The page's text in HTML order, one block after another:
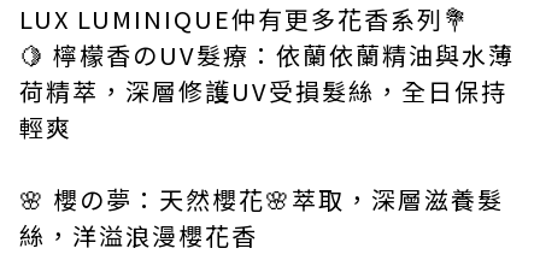
LUX LUMINIQUE仲有更多花香系列💐
🍋 檸檬香のUV髮療：依蘭依蘭精油與水薄
荷精萃，深層修護UV受損髮絲，全日保持
輕爽​
🌸 櫻の夢：天然櫻花🌸萃取，深層滋養髮
絲，洋溢浪漫櫻花香